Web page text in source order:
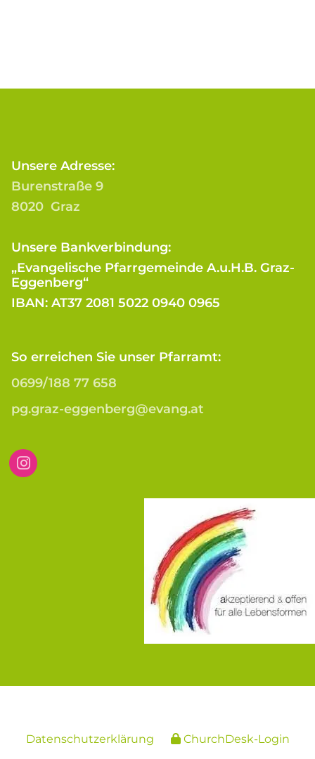
Unsere Adresse:
Burenstraße 9
8020 Graz
Unsere Bankverbindung:
„Evangelische Pfarrgemeinde A.u.H.B. Graz-
Eggenberg“
IBAN: AT37 2081 5022 0940 0965
So erreichen Sie unser Pfarramt:
0699/188 77 658
pg.graz-eggenberg@evang.at
Datenschutzerklärung ChurchDesk-Login